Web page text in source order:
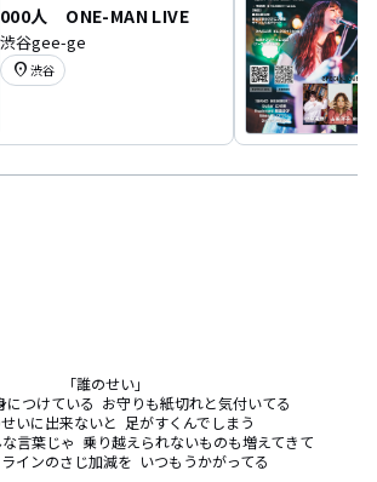
000人 ONE-MAN LIVE
渋谷gee-ge
location_on 渋谷
「誰のせい」
につけている  お守りも紙切れと気付いてる
いに出来ないと  足がすくんでしまう
な言葉じゃ  乗り越えられないものも増えてきて
インのさじ加減を  いつもうかがってる